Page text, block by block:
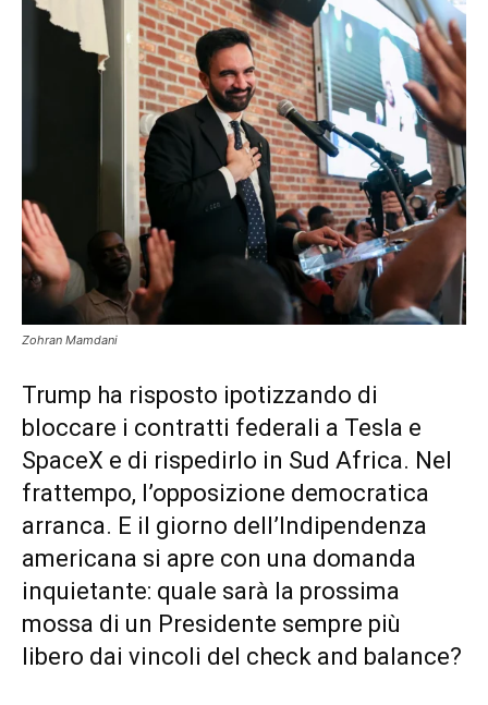
Zohran Mamdani
Trump ha risposto ipotizzando di
bloccare i contratti federali a Tesla e
SpaceX e di rispedirlo in Sud Africa. Nel
frattempo, l’opposizione democratica
arranca. E il giorno dell’Indipendenza
americana si apre con una domanda
inquietante: quale sarà la prossima
mossa di un Presidente sempre più
libero dai vincoli del check and balance?